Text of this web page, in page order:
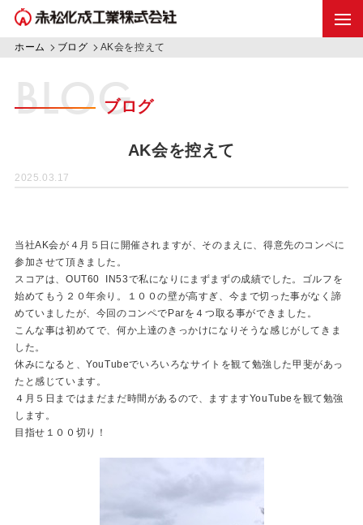
ホーム ブログ AK会を控えて
BLOG
ブログ
AK会を控えて
2025.03.17
当社AK会が４月５日に開催されますが、そのまえに、得意先のコンペに
参加させて頂きました。
スコアは、OUT60 IN53で私になりにまずまずの成績でした。ゴルフを
始めてもう２０年余り。１００の壁が高すぎ、今まで切った事がなく諦
めていましたが、今回のコンペでParを４つ取る事ができました。
こんな事は初めてで、何か上達のきっかけになりそうな感じがしてきま
した。
休みになると、YouTubeでいろいろなサイトを観て勉強した甲斐があっ
たと感じています。
４月５日まではまだまだ時間があるので、ますますYouTubeを観て勉強
します。
目指せ１００切り！